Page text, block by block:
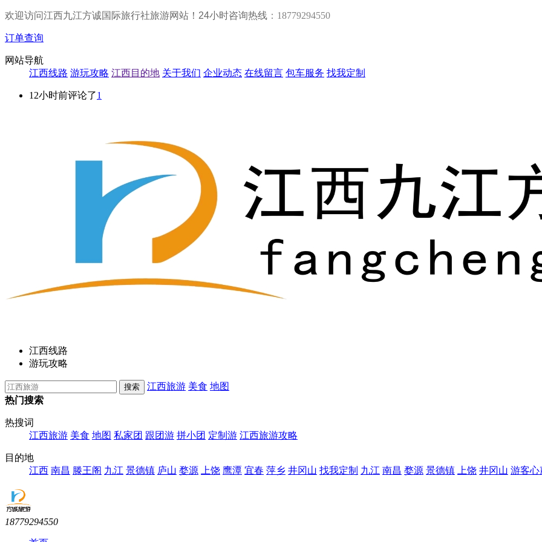
欢迎访问江西九江方诚国际旅行社旅游网站！24小时咨询热线 ：18779294550
订单查询
网站导航
江西线路 游玩攻略 江西目的地 关于我们 企业动态 在线留言 包车服务 找我定制
12小时前评论了1
江西线路
游玩攻略
江西旅游 美食 地图
热门搜索
热搜词
江西旅游 美食 地图 私家团 跟团游 拼小团 定制游 江西旅游攻略
目的地
江西 南昌 滕王阁 九江 景德镇 庐山 婺源 上饶 鹰潭 宜春 萍乡 井冈山 找我定制 九江 南昌 婺源 景德镇 上饶 井冈山 游客心
18779294550